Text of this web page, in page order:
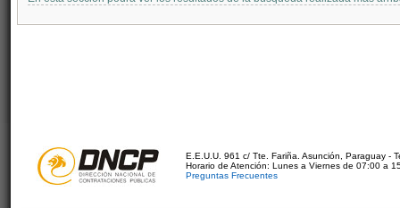
E.E.U.U. 961 c/ Tte. Fariña. Asunción, Paraguay -
Horario de Atención: Lunes a Viernes de 07:00 a
Preguntas Frecuentes